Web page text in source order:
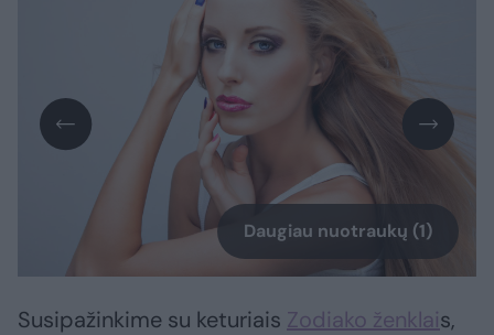
Daugiau nuotraukų (1)
Susipažinkime su keturiais Zodiako ženklais,